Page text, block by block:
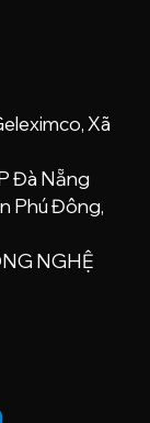
Xã
Đà Nẵng
Phú Đông,
NGHỆ